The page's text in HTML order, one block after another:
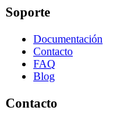
Soporte
Documentación
Contacto
FAQ
Blog
Contacto